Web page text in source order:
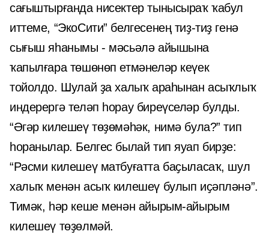
сағыштырғанда нисектер тынысыраҡ ҡабул
иттеме, “ЭкоСити” белгесенең тиҙ-тиҙ генә
сығыш яһанымы - мәсьәлә айышына
ҡапылғара төшөнөп етмәнеләр кеүек
тойолдо. Шулай ҙа халыҡ араһынан асыҡлыҡ
индерергә теләп һорау биреүселәр булды.
“Әгәр килешеү төҙөмәһәк, нимә була?” тип
һоранылар. Белгес былай тип яуап бирҙе:
“Рәсми килешеү матбуғатта баҫыласаҡ, шул
халыҡ менән асыҡ килешеү булып иҫәпләнә”.
Тимәк, һәр кеше менән айырым-айырым
килешеү төҙөлмәй.